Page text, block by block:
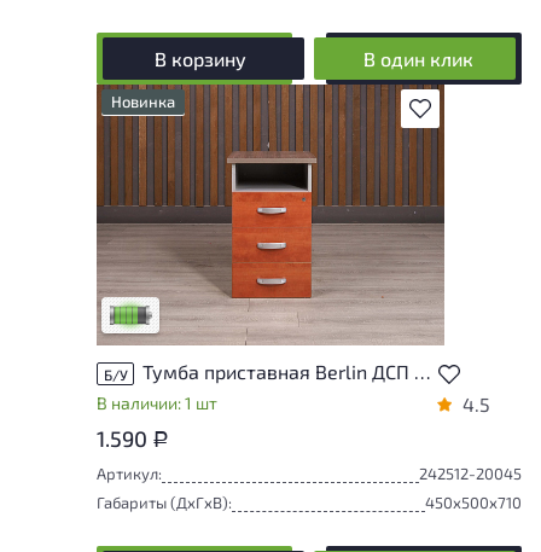
В корзину В один клик
В избранное
Новинка
У товара присутствуют незначительные
следы эксплуатации, не влияющие на
удобство его использования
Низкая степень износа
Б/У Тумба приставная Berlin ДСП Орех Россия
В наличии: 1 шт 4.5
1.590 Р
Артикул:
242512-20045
Габариты (ДxГxВ):
450x500x710